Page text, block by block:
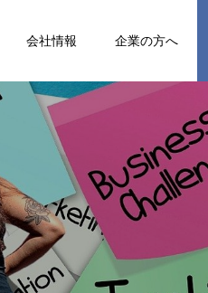
会社情報 企業の方へ